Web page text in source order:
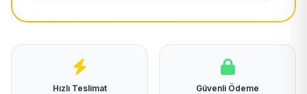
Hızlı Teslimat
Güvenli Ödeme